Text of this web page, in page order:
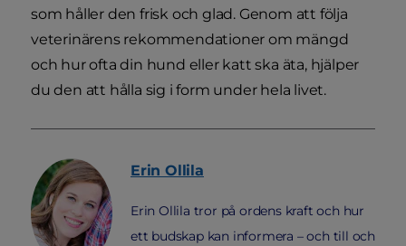
som håller den frisk och glad. Genom att följa
veterinärens rekommendationer om mängd
och hur ofta din hund eller katt ska äta, hjälper
du den att hålla sig i form under hela livet.
Erin Ollila
Erin Ollila tror på ordens kraft och hur
ett budskap kan informera – och till och